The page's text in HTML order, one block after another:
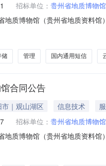
招标单位： 贵州省地质博物
地质博物馆（贵州省地质资料
统/云桌面/云平台/云盘/咨询
储 管理 国内通用短信
合同公告
｜观山湖区 信息技术
招标单位： 贵州省地质博物
地质博物馆（贵州省地质资料
统/云桌面/云平台/云盘/咨询